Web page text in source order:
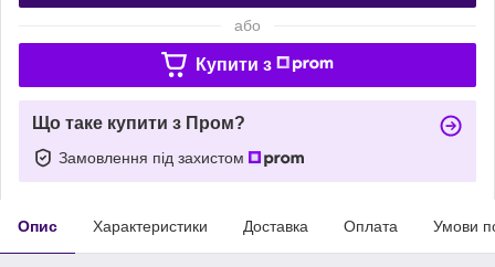
або
Купити з
Що таке купити з Пром?
Замовлення під захистом
Опис Характеристики Доставка Оплата Умови